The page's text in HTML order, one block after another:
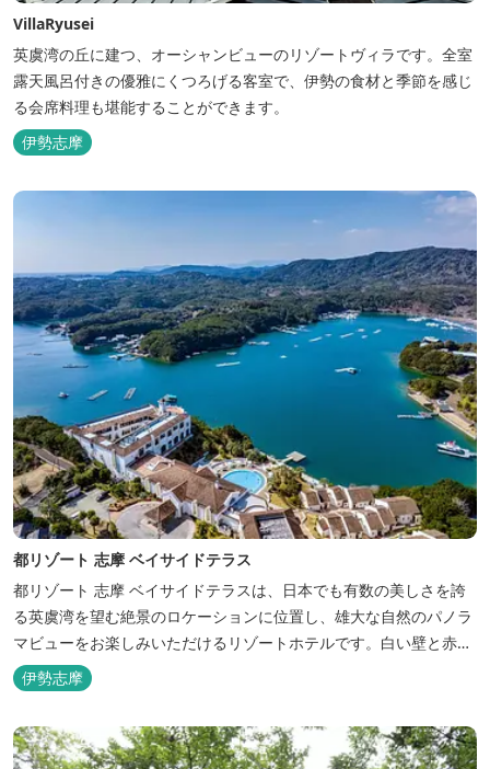
VillaRyusei
英虞湾の丘に建つ、オーシャンビューのリゾートヴィラです。全室
露天風呂付きの優雅にくつろげる客室で、伊勢の食材と季節を感じ
る会席料理も堪能することができます。
伊勢志摩
都リゾート 志摩 ベイサイドテラス
都リゾート 志摩 ベイサイドテラスは、日本でも有数の美しさを誇
る英虞湾を望む絶景のロケーションに位置し、雄大な自然のパノラ
マビューをお楽しみいただけるリゾートホテルです。白い壁と赤瓦
の屋根が連なる外観が印象的で、開放的なスパニッシュスタイルを
取り入れた建築美は陽気で自由な寛ぎを感じさせ、まるで異国に足
を踏み入れたと錯覚するほど、どこを歩いても絵になるホテルで
す。
伊勢志摩